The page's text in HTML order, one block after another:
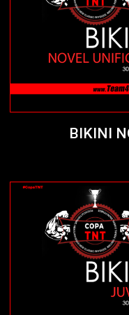
BIKINI